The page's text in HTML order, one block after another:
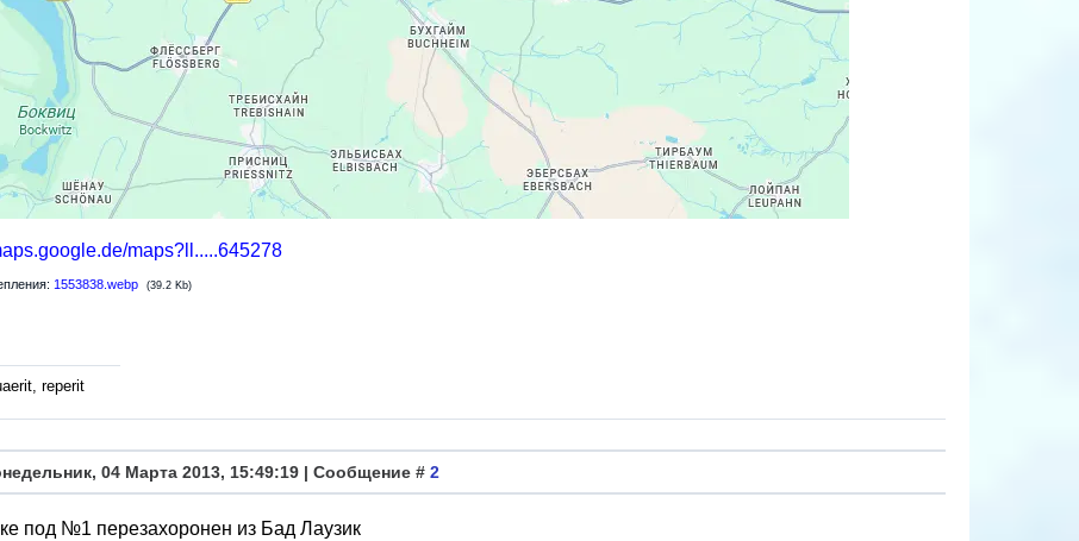
maps?ll.....645278
1553838.webp (39.2 Kb)
reperit
04 Марта 2013, 15:49:19 | Сообщение # 2
под №1 перезахоронен из Бад Лаузик